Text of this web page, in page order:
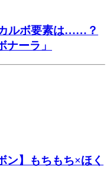
ルボ要素は……？
ナーラ」
ン】もちもち×ほく